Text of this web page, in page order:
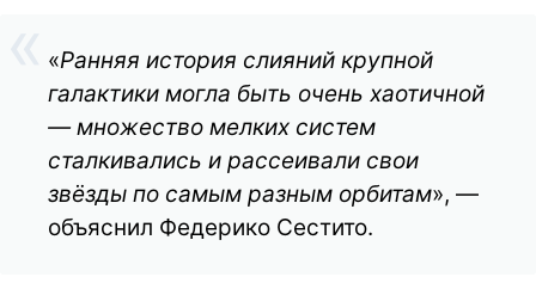
«Ранняя история слияний крупной
галактики могла быть очень хаотичной
— множество мелких систем
сталкивались и рассеивали свои
звёзды по самым разным орбитам», —
объяснил Федерико Сестито.